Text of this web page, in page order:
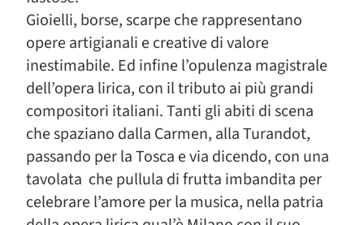
Gioielli, borse, scarpe che rappresentano
opere artigianali e creative di valore
inestimabile. Ed infine l’opulenza magistrale
dell’opera lirica, con il tributo ai più grandi
compositori italiani. Tanti gli abiti di scena
che spaziano dalla Carmen, alla Turandot,
passando per la Tosca e via dicendo, con una
tavolata che pullula di frutta imbandita per
celebrare l’amore per la musica, nella patria